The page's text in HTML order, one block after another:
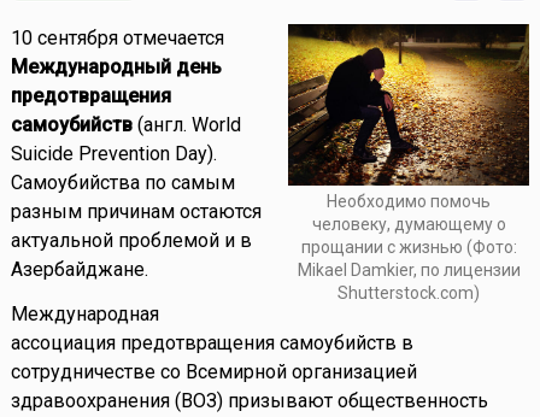
Необходимо помочь
человеку, думающему о
прощании с жизнью (Фото:
Mikael Damkier, по лицензии
Shutterstock.com)
10 сентября отмечается
Международный день
предотвращения
самоубийств(англ. World
Suicide Prevention Day).
Самоубийства по самым
разным причинам остаются
актуальной проблемой и в
Азербайджане.
Международная
ассоциация предотвращения самоубийств в
сотрудничестве со Всемирной организацией
здравоохранения (ВОЗ) призывают общественность